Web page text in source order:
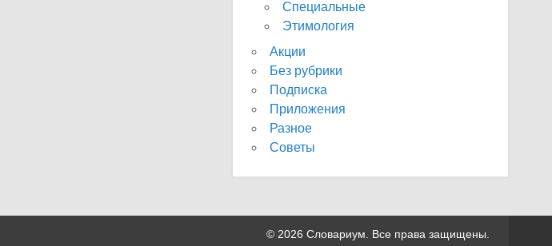
Специальные
Этимология
Акции
Без рубрики
Подписка
Приложения
Разное
Советы
© 2026 Словариум. Все права защищены.